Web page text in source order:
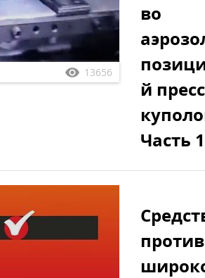
13656
во
й пресс
Часть 1
против